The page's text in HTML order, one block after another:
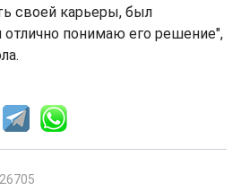
своей карьеры, был
отлично понимаю его решение",